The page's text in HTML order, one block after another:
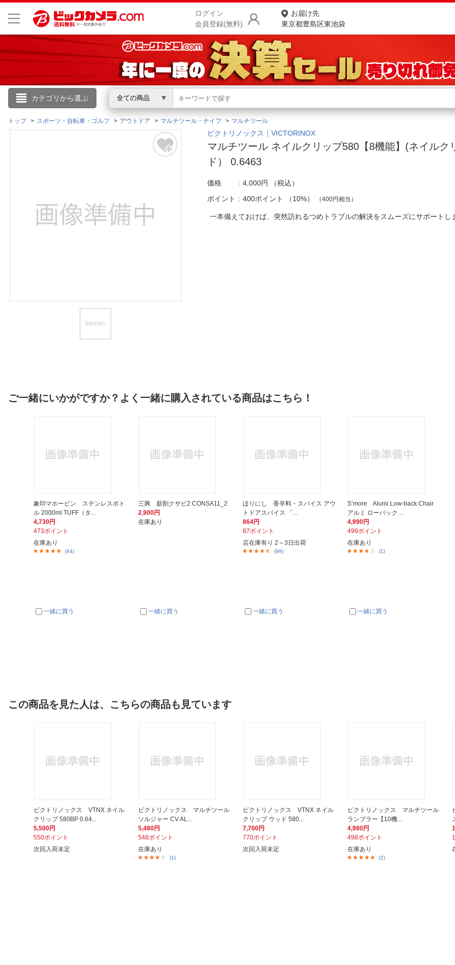
ログイン
会員登録(無料)
お届け先
東京都豊島区東池袋
カテゴリから選ぶ 全ての商品
こんにちは
ログイン
閲覧履歴
商品をさがす
ランキングからさがす
カテゴリ一覧からさがす
お客様サポート
ご利用ガイド
トップ スポーツ・自転車・ゴルフ アウトドア マルチツール・ナイフ マルチツール
ビクトリノックス｜VICTORINOX
マルチツール ネイルクリップ580【8機能】(ネイルク
ド） 0.6463
価格 4,000円
（税込）
ポイント
400ポイント （10%） （400円相当）
一本備えておけば、突然訪れるつめトラブルの解決をスムーズにサポート
ご一緒にいかがですか？よく一緒に購入されている商品はこちら！
象印マホービン ステンレスボト
ル 2000ml TUFF（タ...
4,730円
473ポイント
在庫あり
(44)
一緒に買う
三興 薪割クサビ2 CONSA11_2
2,900円
在庫あり
一緒に買う
ほりにし 香辛料・スパイス アウ
トドアスパイス 「...
864円
87ポイント
店在庫有り 2～3日出荷
(99)
一緒に買う
S’more Alumi Low-back Chair
アルミ ローバック ...
4,990円
499ポイント
在庫あり
(1)
一緒に買う
この商品を見た人は、こちらの商品も見ています
ビクトリノックス VTNX ネイル
クリップ 580BP 0.64...
5,500円
550ポイント
次回入荷未定
ビクトリノックス マルチツール
ソルジャー CV AL...
5,480円
548ポイント
在庫あり
(1)
ビクトリノックス VTNX ネイル
クリップ ウッド 580...
7,700円
770ポイント
次回入荷未定
ビクトリノックス マルチツール
ランブラー【10機...
4,980円
498ポイント
在庫あり
(2)